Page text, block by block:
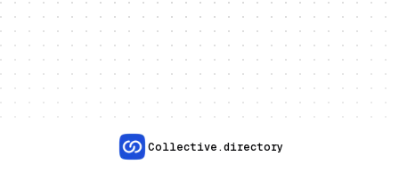
Collective.directory